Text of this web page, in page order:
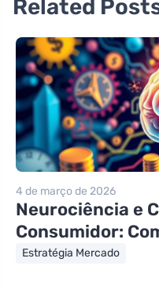
Related
4 de março de 2026
Neurociência e
Consumidor:
Estratégia Mercado